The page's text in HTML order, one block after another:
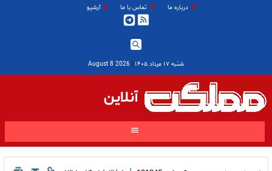
درباره ما تماس با ما آرشیو
شنبه ۱۷ مرداد ۱۴۰۵ |
2026 August 8
آنلاین